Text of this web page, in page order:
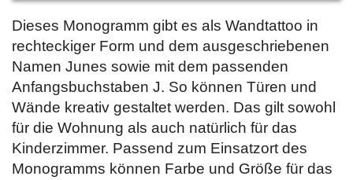
Dieses Monogramm gibt es als Wandtattoo in
rechteckiger Form und dem ausgeschriebenen
Namen Junes sowie mit dem passenden
Anfangsbuchstaben J. So können Türen und
Wände kreativ gestaltet werden. Das gilt sowohl
für die Wohnung als auch natürlich für das
Kinderzimmer. Passend zum Einsatzort des
Monogramms können Farbe und Größe für das